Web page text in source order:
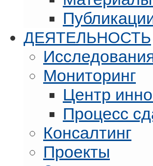
ДЕЯТЕЛЬНОСТЬ
Мониторинг
Центр
Процесс
Консалтинг
Проекты